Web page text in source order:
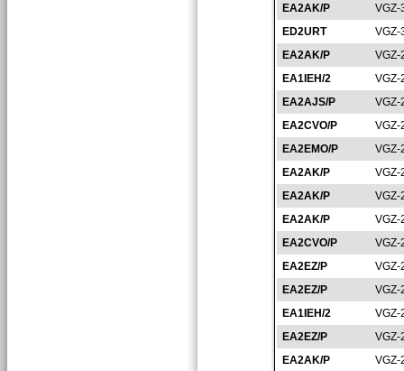
EA2AK/P
VGZ-
ED2URT
VGZ-
EA2AK/P
VGZ-
EA1IEH/2
VGZ-
EA2AJS/P
VGZ-
EA2CVO/P
VGZ-
EA2EMO/P
VGZ-
EA2AK/P
VGZ-
EA2AK/P
VGZ-
EA2AK/P
VGZ-
EA2CVO/P
VGZ-
EA2EZ/P
VGZ-
EA2EZ/P
VGZ-
EA1IEH/2
VGZ-
EA2EZ/P
VGZ-
EA2AK/P
VGZ-